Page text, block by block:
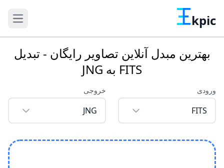
kpic
بهترین مبدل آنلاین تصاویر رایگان - تبدیل
FITS به JNG
ورودی
FITS
خروجی
JNG